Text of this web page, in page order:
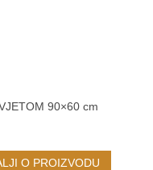
90×60 cm
O PROIZVODU